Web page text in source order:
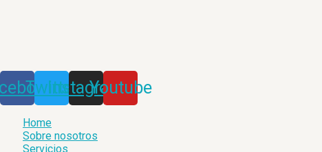
TwitterInstagram
Youtube
Home
Sobre nosotros
Servicios